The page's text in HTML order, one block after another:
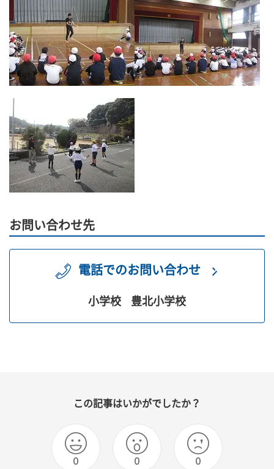
お問い合わせ先
電話でのお問い合わせ
小学校 豊北小学校
この記事はいかがでしたか？
0 0 0